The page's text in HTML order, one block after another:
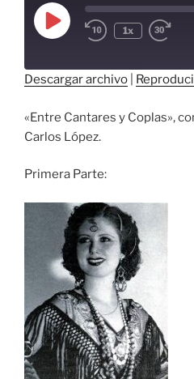
Reproducir
episodio
1x
FEED RSS
TIR
ENLACE
AR
Descargar archivo
«Entre Cantares y Coplas»,
Carlos López.
Primera Parte: